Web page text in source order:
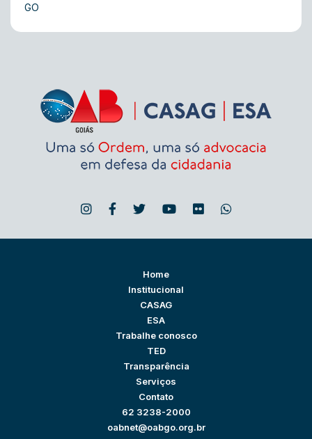
GO
Home
Institucional
CASAG
ESA
Trabalhe conosco
TED
Transparência
Serviços
Contato
62 3238-2000
oabnet@oabgo.org.br